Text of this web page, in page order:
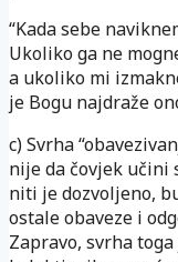
“Kada sebe
Ukoliko ga ne
a ukoliko mi
je Bogu najdraže
c) Svrha
nije da čovjek učini
niti je dozvoljeno,
ostale obaveze i
Zapravo, svrha